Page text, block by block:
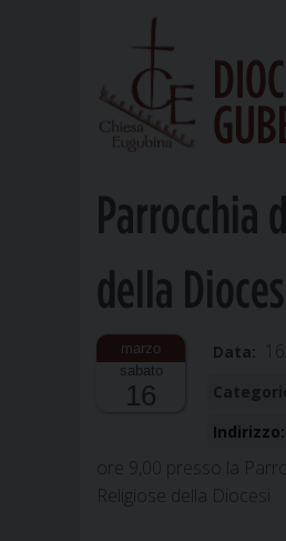
Parrocchia
della
sabato
16
Data:
Indirizzo:
ore 9,00 presso la
Religiose della Diocesi